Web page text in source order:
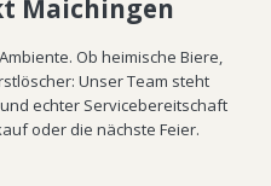
Maichingen
Ob heimische Biere,
Unser Team steht
echter Servicebereitschaft
oder die nächste Feier.